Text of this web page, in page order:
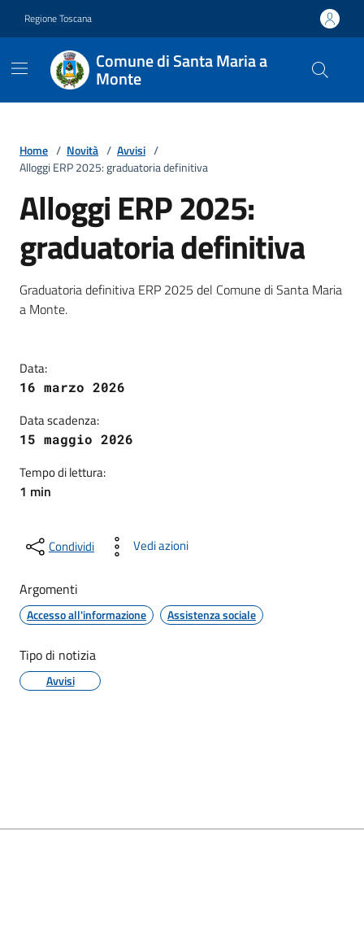
Regione Toscana
Comune di Santa Maria a
Monte
Home / Novità / Avvisi /
Alloggi ERP 2025: graduatoria definitiva
Alloggi ERP 2025:
graduatoria definitiva
Dettagli della notizia
Graduatoria definitiva ERP 2025 del Comune di Santa Maria
a Monte.
Data:
16 marzo 2026
Data scadenza:
15 maggio 2026
Tempo di lettura:
1 min
Condividi Vedi azioni
Argomenti
Accesso all'informazione Assistenza sociale
Tipo di notizia
Avvisi